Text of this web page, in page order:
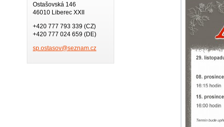
Ostašovská 146
46010 Liberec XXII
+420 777 793 339 (CZ)
+420 777 024 659 (DE)
sp.ostasov@seznam.cz